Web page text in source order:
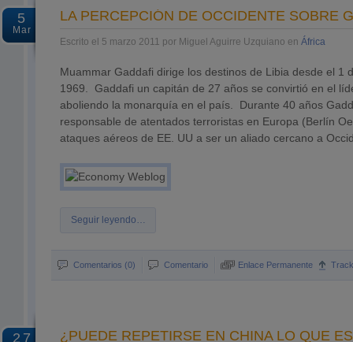
5
Mar
LA PERCEPCIÓN DE OCCIDENTE SOBRE
Escrito el 5 marzo 2011 por Miguel Aguirre Uzquiano en África
Muammar Gaddafi dirige los destinos de Libia desde el 1
1969. Gaddafi un capitán de 27 años se convirtió en el
aboliendo la monarquía en el país. Durante 40 años
responsable de atentados terroristas en Europa (Berlín
ataques aéreos de EE. UU a ser un aliado cercano a
Seguir leyendo…
Comentarios (0) Comentario Enlace Permanente
27
¿PUEDE REPETIRSE EN CHINA LO QUE